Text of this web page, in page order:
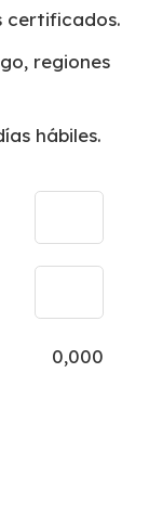
certificados.
regiones
hábiles.
0,000